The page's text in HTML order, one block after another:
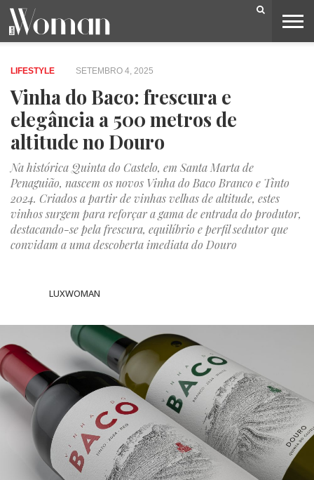
BELEZA
CAPA
LIFESTYLE
MODA
OPINIÃO
PESSOAS
SOCIEDADE
VIDEOS
LIFESTYLE SETEMBRO 4, 2025
Vinha do Baco: frescura e
elegância a 500 metros de
altitude no Douro
Na histórica Quinta do Castelo, em Santa Marta de
Penaguião, nascem os novos Vinha do Baco Branco e Tinto
2024. Criados a partir de vinhas velhas de altitude, estes
vinhos surgem para reforçar a gama de entrada do produtor,
destacando-se pela frescura, equilíbrio e perfil sedutor que
convidam a uma descoberta imediata do Douro
LUXWOMAN